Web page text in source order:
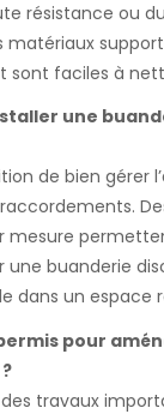
résistance ou
matériaux
sont faciles à
une
de bien gérer
mesure
une buanderie
dans un espace
pour
des travaux